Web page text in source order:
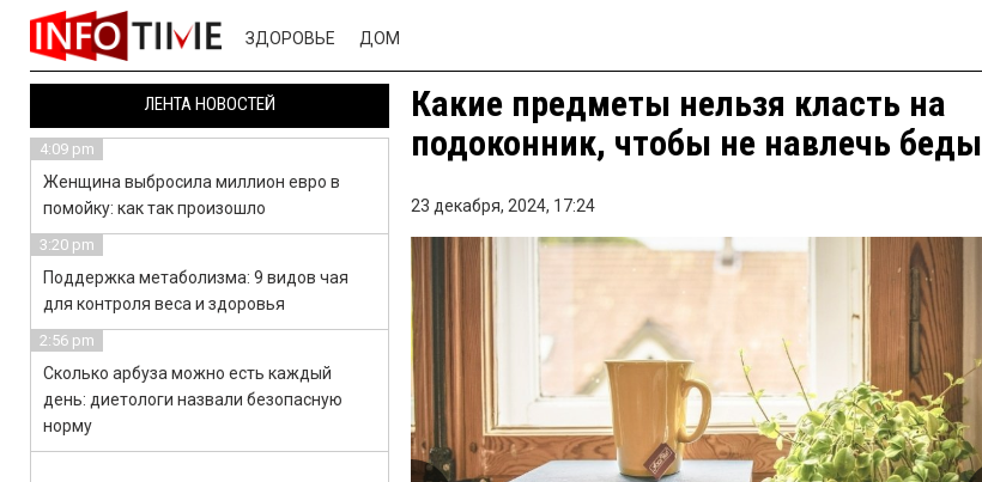
ЗДОРОВЬЕ ДОМ
Какие предметы нельзя класть на
подоконник, чтобы не навлечь беды
23 декабря, 2024, 17:24
ЛЕНТА НОВОСТЕЙ
4:09 pm
Женщина выбросила миллион евро в
помойку: как так произошло
3:20 pm
Поддержка метаболизма: 9 видов чая
для контроля веса и здоровья
2:56 pm
Сколько арбуза можно есть каждый
день: диетологи назвали безопасную
норму